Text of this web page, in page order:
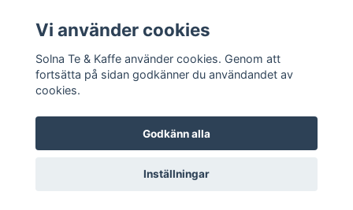
Sociala medier
© 2026 Solna te och kaffe
Vi använder cookies
Solna Te & Kaffe använder cookies. Genom att
fortsätta på sidan godkänner du användandet av
cookies.
Godkänn alla
Inställningar